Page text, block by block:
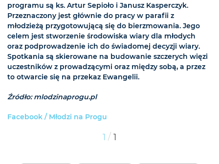
programu są ks. Artur Sepioło i Janusz Kasperczyk.
Przeznaczony jest głównie do pracy w parafii z
młodzieżą przygotowującą się do bierzmowania. Jego
celem jest stworzenie środowiska wiary dla młodych
oraz podprowadzenie ich do świadomej decyzji wiary.
Spotkania są skierowane na budowanie szczerych więzi
uczestników z prowadzącymi oraz między sobą, a przez
to otwarcie się na przekaz Ewangelii.
Źródło: mlodzinaprogu.pl
Facebook / Młodzi na Progu
1 / 1